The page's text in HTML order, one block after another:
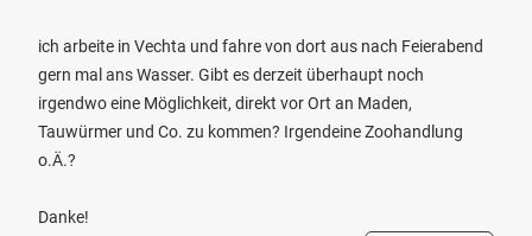
ich arbeite in Vechta und fahre von dort aus nach Feierabend
gern mal ans Wasser. Gibt es derzeit überhaupt noch
irgendwo eine Möglichkeit, direkt vor Ort an Maden,
Tauwürmer und Co. zu kommen? Irgendeine Zoohandlung
o.Ä.?
Danke!